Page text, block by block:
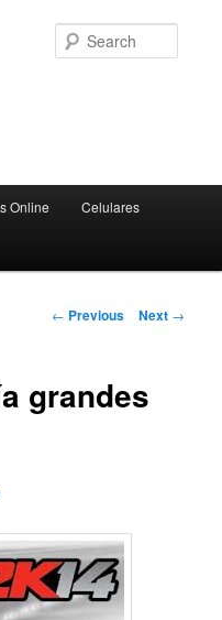
Online Celulares
Post
← Previous Next →
grandes